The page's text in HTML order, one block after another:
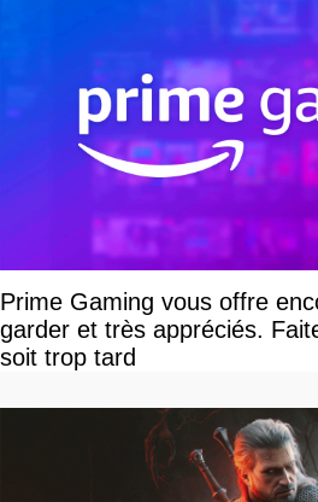
Prime Gaming vous offre
garder et très appréciés.
soit trop tard